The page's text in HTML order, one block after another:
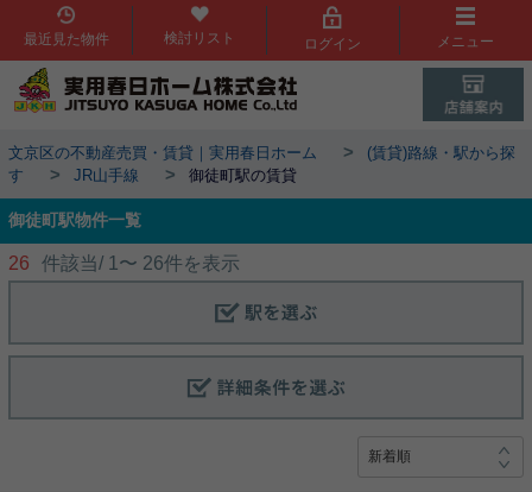
最近見た物件 検討リスト ログイン メニュー
文京区の不動産売買・賃貸｜実用春日ホーム >
(賃貸)路線・駅から探
す
> JR山手線 > 御徒町駅の賃貸
御徒町駅物件一覧
26 件該当/ 1 〜 26件を表示